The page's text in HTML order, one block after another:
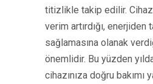
titizlikle takip edilir.
verim artırdığı, enerjiden
sağlamasına olanak
önemlidir. Bu yüzden
cihazınıza doğru bakımı